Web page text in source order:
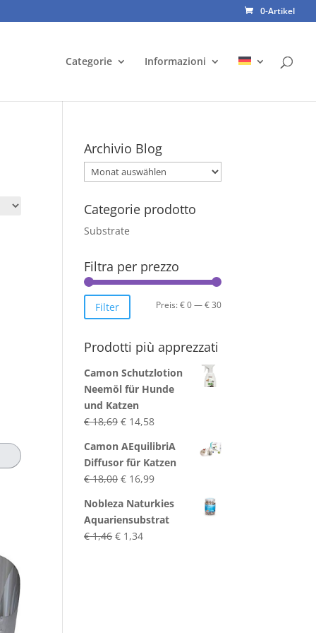
0-Artikel
Categorie Informazioni
Archivio Blog
Archivio
Blog
Categorie prodotto
Substrate
Filtra per prezzo
Min.
Max.
Filter Preis:€ 0—€ 30
Prodotti più apprezzati
Camon Schutzlotion
Neemöl für Hunde
und Katzen
€18,69 Ursprünglicher
war:
€ 18,69
€ 14,58Aktueller
ist:
€ 14,58.
Camon AEquilibriA
Diffusor für Katzen
€18,00 Ursprünglicher
war:
€ 18,00
€ 16,99Aktueller
ist:
€ 16,99.
Nobleza Naturkies
Aquariensubstrat
€1,46 Ursprünglicher
€ 1,34Aktueller